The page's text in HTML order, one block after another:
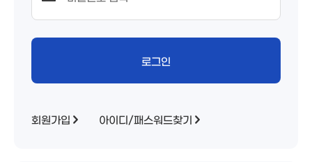
회원가입 아이디/패스워드찾기